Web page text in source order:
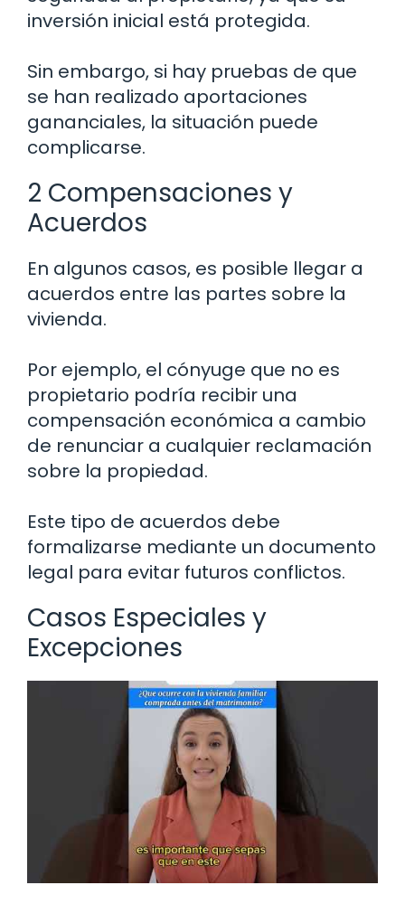
inversión inicial está protegida.
Sin embargo, si hay pruebas de que
se han realizado aportaciones
gananciales, la situación puede
complicarse.
2 Compensaciones y
Acuerdos
En algunos casos, es posible llegar a
acuerdos entre las partes sobre la
vivienda.
Por ejemplo, el cónyuge que no es
propietario podría recibir una
compensación económica a cambio
de renunciar a cualquier reclamación
sobre la propiedad.
Este tipo de acuerdos debe
formalizarse mediante un documento
legal para evitar futuros conflictos.
Casos Especiales y
Excepciones